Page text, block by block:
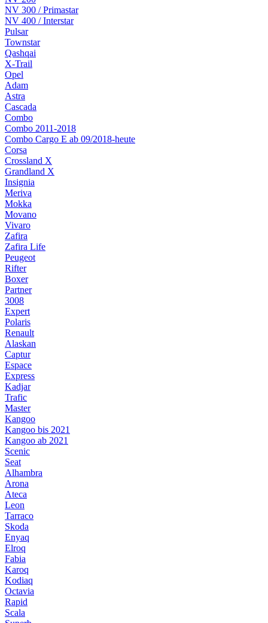
NV 300 / Primastar
NV 400 / Interstar
Pulsar
Townstar
Qashqai
X-Trail
Opel
Adam
Astra
Cascada
Combo
Combo 2011-2018
Combo Cargo E ab 09/2018-heute
Corsa
Crossland X
Grandland X
Insignia
Meriva
Mokka
Movano
Vivaro
Zafira
Zafira Life
Peugeot
Rifter
Boxer
Partner
3008
Expert
Polaris
Renault
Alaskan
Captur
Espace
Express
Kadjar
Trafic
Master
Kangoo
Kangoo bis 2021
Kangoo ab 2021
Scenic
Seat
Alhambra
Arona
Ateca
Leon
Tarraco
Skoda
Enyaq
Elroq
Fabia
Karoq
Kodiaq
Octavia
Rapid
Scala